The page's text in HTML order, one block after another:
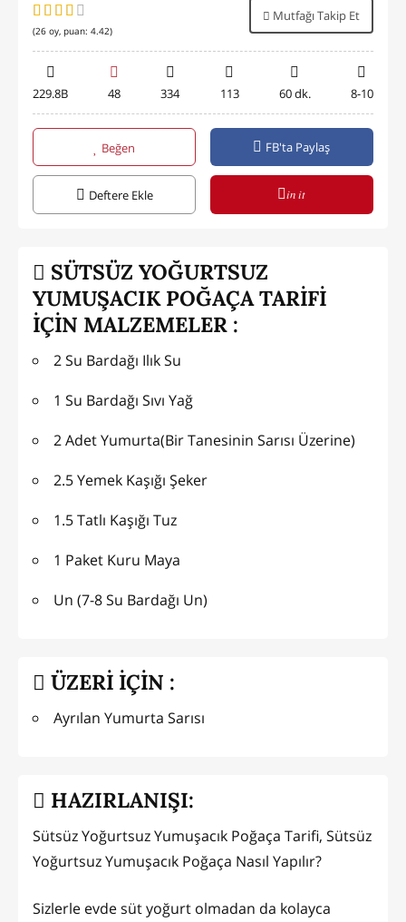
(26 oy, puan: 4.42)
Mutfağı Takip Et
229.8B 48 334 113 60 dk. 8-10
Beğen FB'ta Paylaş
Deftere Ekle in it
SÜTSÜZ YOĞURTSUZ
YUMUŞACIK POĞAÇA TARİFİ
İÇİN MALZEMELER :
2 Su Bardağı Ilık Su
1 Su Bardağı Sıvı Yağ
2 Adet Yumurta(Bir Tanesinin Sarısı Üzerine)
2.5 Yemek Kaşığı Şeker
1.5 Tatlı Kaşığı Tuz
1 Paket Kuru Maya
Un (7-8 Su Bardağı Un)
ÜZERİ İÇİN :
Ayrılan Yumurta Sarısı
HAZIRLANIŞI:
Sütsüz Yoğurtsuz Yumuşacık Poğaça Tarifi, Sütsüz
Yoğurtsuz Yumuşacık Poğaça Nasıl Yapılır?
Sizlerle evde süt yoğurt olmadan da kolayca